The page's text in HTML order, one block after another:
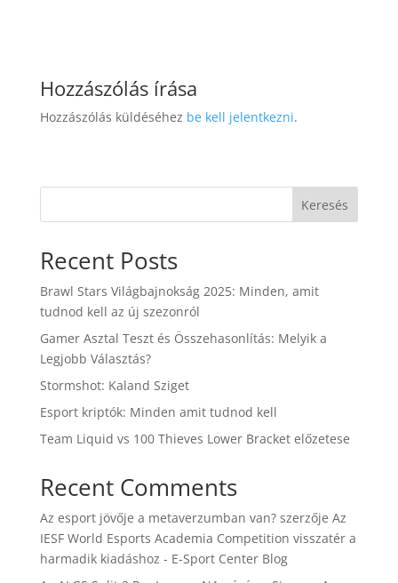
Hozzászólás írása
Hozzászólás küldéséhez be kell jelentkezni.
Keresés
Recent Posts
Brawl Stars Világbajnokság 2025: Minden, amit
tudnod kell az új szezonról
Gamer Asztal Teszt és Összehasonlítás: Melyik a
Legjobb Választás?
Stormshot: Kaland Sziget
Esport kriptók: Minden amit tudnod kell
Team Liquid vs 100 Thieves Lower Bracket előzetese
Recent Comments
Az esport jövője a metaverzumban van?szerzője Az
IESF World Esports Academia Competition visszatér a
harmadik kiadáshoz - E-Sport Center Blog